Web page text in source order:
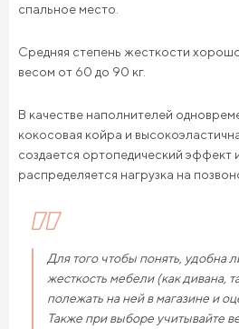
спальное место.
Средняя степень жесткости
весом от 60 до 90 кг.
В качестве наполнителей
кокосовая койра и
создается ортопедический эффект
распределяется нагрузка на
Для того чтобы понять, удобна
жесткость мебели (как дивана,
полежать на ней в магазине и
Также при выборе учитывайте